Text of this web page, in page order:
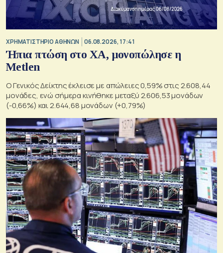
XΡΗΜΑΤΙΣΤΗΡΙΟ ΑΘΗΝΩΝ 06.08.2026, 17:41
Ήπια πτώση στο ΧΑ, μονοπώλησε η
Metlen
O Γενικός Δείκτης έκλεισε με απώλειες 0,59% στις 2.608,44
μονάδες, ενώ σήμερα κινήθηκε μεταξύ 2.606,53 μονάδων
(-0,66%) και 2.644,68 μονάδων (+0,79%)